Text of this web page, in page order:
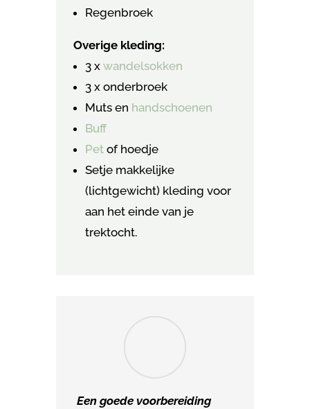
Regenbroek
Overige kleding:
3 x wandelsokken
3 x onderbroek
Muts en handschoenen
Buff
Petof hoedje
Setje makkelijke
(lichtgewicht) kleding voor
aan het einde van je
trektocht.
Een goede voorbereiding